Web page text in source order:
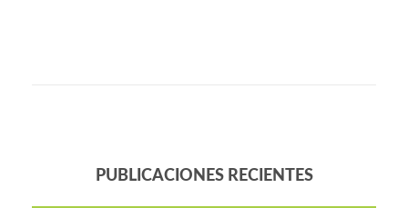
PUBLICACIONES RECIENTES